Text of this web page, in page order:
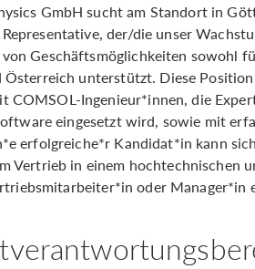
GmbH sucht am Standort in
der/die unser
Geschäftsmöglichkeiten sowohl
unterstützt. Diese
COMSOL-Ingenieur*innen, die
eingesetzt wird, sowie mit
erfolgreiche*r Kandidat*in kann
Vertrieb in einem hochtechnischen
oder Manager*in